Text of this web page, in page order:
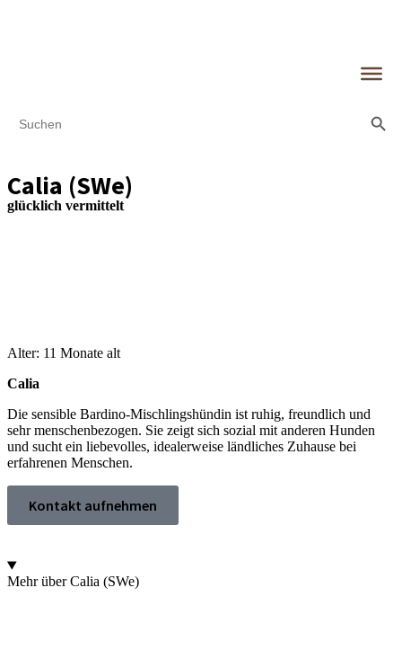
for:
Calia (SWe)
glücklich vermittelt
Alter: 11 Monate alt
Calia
Die sensible Bardino-Mischlingshündin ist ruhig, freundlich und
sehr menschenbezogen. Sie zeigt sich sozial mit anderen Hunden
und sucht ein liebevolles, idealerweise ländliches Zuhause bei
erfahrenen Menschen.
Kontakt aufnehmen
Mehr über Calia (SWe)